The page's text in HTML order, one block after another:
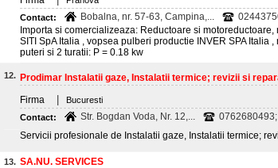
Contact:
Bobalna, nr. 57-63, Campina,...
Importa si comercializeaza: Reductoare si
SITI SpA Italia , vopsea pulberi productie INVER SPA Italia
puteri si 2 turatii: P = 0.18 kw
12. Prodimar Instalatii gaze, Instalatii termice; revizii si
Firma
Bucuresti
Contact:
Str. Bogdan Voda, Nr. 12,...
Servicii profesionale de Instalatii gaze, Instalatii termice;
13. SA.NU. SERVICES